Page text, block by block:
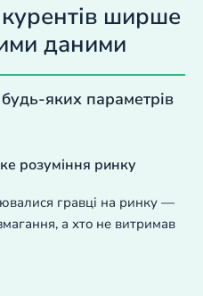
ширше
даними
яких параметрів
розуміння ринку
гравці на ринку —
а хто не витримав